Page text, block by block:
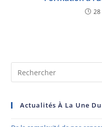
28
Actualités À La Une